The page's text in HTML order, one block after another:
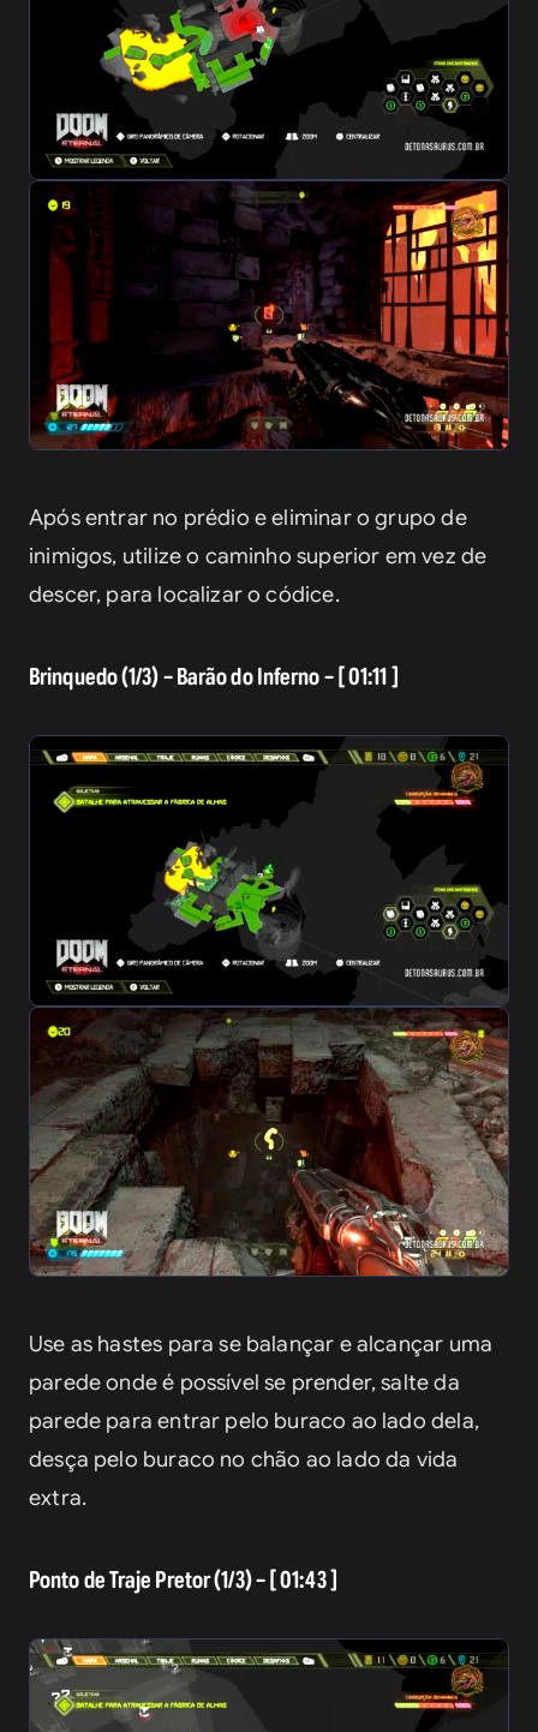
Após entrar no prédio e eliminar o grupo de
inimigos, utilize o caminho superior em vez de
descer, para localizar o códice.
Brinquedo (1/3) – Barão do Inferno – [ 01:11 ]
Use as hastes para se balançar e alcançar uma
parede onde é possível se prender, salte da
parede para entrar pelo buraco ao lado dela,
desça pelo buraco no chão ao lado da vida
extra.
Ponto de Traje Pretor (1/3) – [ 01:43 ]